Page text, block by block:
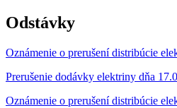
Odstávky
Oznámenie o prerušení distribúcie
Prerušenie dodávky elektriny dňa
Oznámenie o prerušení distribúcie